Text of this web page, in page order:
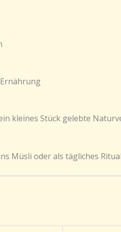
kleines Stück gelebte
Müsli oder als tägliches